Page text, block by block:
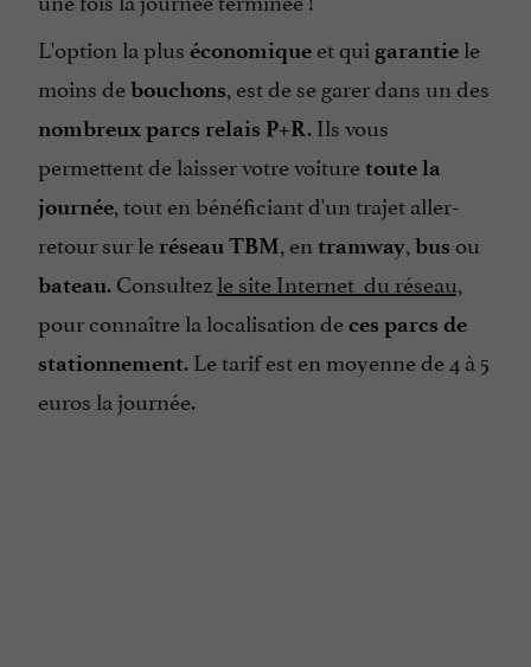
L'option la plus économique et qui garantie le
moins debouchons, est de se garer dans un des
nombreux parcs relais P+R. Ils vous
permettent de laisser votre voituretoute la
journée, tout en bénéficiant d'un trajet aller-
retour sur le réseau TBM, en tramway, bus ou
bateau. Consultezle site Internet du réseau,
pour connaître la localisation deces parcs de
stationnement. Le tarif est en moyenne de 4 à 5
euros la journée.